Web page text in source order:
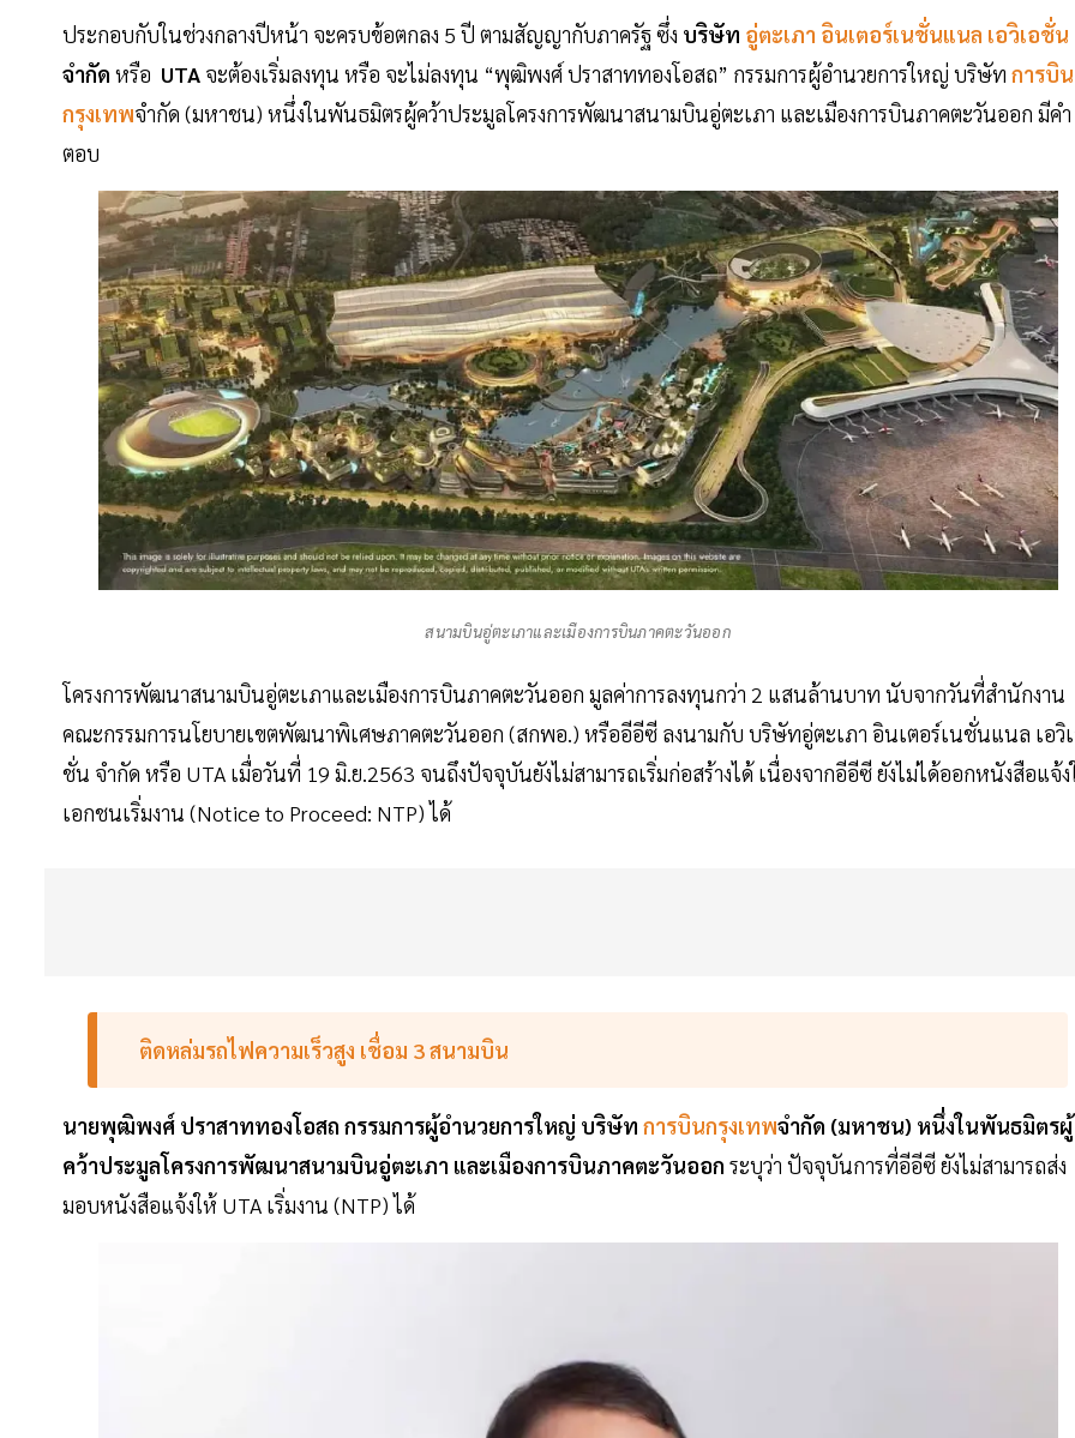
ประกอบกับในช่วงกลางปีหน้า จะครบข้อตกลง 5 ปี ตามสัญญากับภาครัฐ ซึ่ง บริษัท อู่ตะเภา อินเตอร์เนชั่นแนล เอวิเอชั่น
จำกัด หรือ UTA จะต้องเริ่มลงทุน หรือ จะไม่ลงทุน “พุฒิพงศ์ ปราสาททองโอสถ” กรรมการผู้อำนวยการใหญ่ บริษัท การบิน
กรุงเทพจำกัด (มหาชน) หนึ่งในพันธมิตรผู้คว้าประมูลโครงการพัฒนาสนามบินอู่ตะเภา และเมืองการบินภาคตะวันออก มีคำ
ตอบ
สนามบินอู่ตะเภาและเมืองการบินภาคตะวันออก
โครงการพัฒนาสนามบินอู่ตะเภาและเมืองการบินภาคตะวันออก มูลค่าการลงทุนกว่า 2 แสนล้านบาท นับจากวันที่สำนักงาน
คณะกรรมการนโยบายเขตพัฒนาพิเศษภาคตะวันออก (สกพอ.) หรืออีอีซี ลงนามกับ บริษัทอู่ตะเภา อินเตอร์เนชั่นแนล เอวิ
ชั่น จำกัด หรือ UTA เมื่อวันที่ 19 มิ.ย.2563 จนถึงปัจจุบันยังไม่สามารถเริ่มก่อสร้างได้ เนื่องจากอีอีซี ยังไม่ได้ออกหนังสือแจ้
เอกชนเริ่มงาน (Notice to Proceed: NTP) ได้
ติดหล่มรถไฟความเร็วสูง เชื่อม 3 สนามบิน
นายพุฒิพงศ์ ปราสาททองโอสถ กรรมการผู้อำนวยการใหญ่ บริษัท การบินกรุงเทพจำกัด (มหาชน) หนึ่งในพันธมิตรผู้
คว้าประมูลโครงการพัฒนาสนามบินอู่ตะเภา และเมืองการบินภาคตะวันออก ระบุว่า ปัจจุบันการที่อีอีซี ยังไม่สามารถส่ง
มอบหนังสือแจ้งให้ UTA เริ่มงาน (NTP) ได้